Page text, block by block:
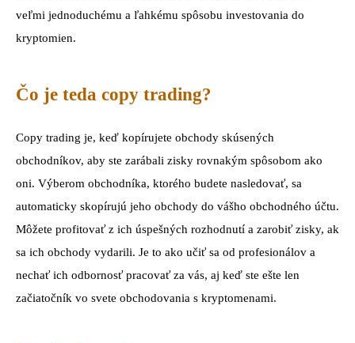
veľmi jednoduchému a ľahkému spôsobu investovania do
kryptomien.
Čo je teda copy trading?
Copy trading je, keď kopírujete obchody skúsených
obchodníkov, aby ste zarábali zisky rovnakým spôsobom ako
oni. Výberom obchodníka, ktorého budete nasledovať, sa
automaticky skopírujú jeho obchody do vášho obchodného účtu.
Môžete profitovať z ich úspešných rozhodnutí a zarobiť zisky, ak
sa ich obchody vydarili. Je to ako učiť sa od profesionálov a
nechať ich odbornosť pracovať za vás, aj keď ste ešte len
začiatočník vo svete obchodovania s kryptomenami.